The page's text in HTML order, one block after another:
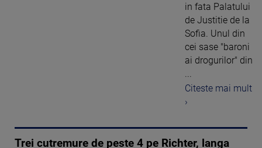
in fata Palatului
de Justitie de la
Sofia. Unul din
cei sase "baroni
ai drogurilor" din
...
Citeste mai mult
›
Trei cutremure de peste 4 pe Richter, langa